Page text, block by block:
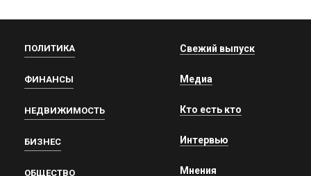
ПОЛИТИКА
ФИНАНСЫ
НЕДВИЖИМОСТЬ
БИЗНЕС
ОБЩЕСТВО
Свежий выпуск
Медиа
Кто есть кто
Интервью
Мнения